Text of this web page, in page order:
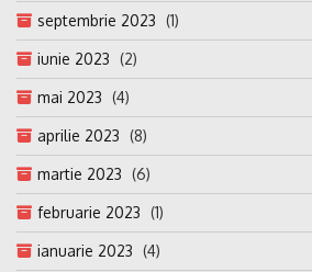
septembrie 2023 (1)
iunie 2023 (2)
mai 2023 (4)
aprilie 2023 (8)
martie 2023 (6)
februarie 2023 (1)
ianuarie 2023 (4)